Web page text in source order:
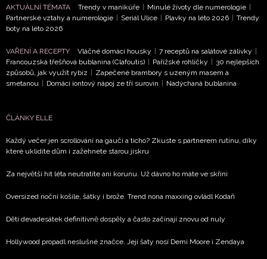
AKTUÁLNÍ TÉMATA Trendy v manikúře | Minulé životy dle numerologie |
Partnerské vztahy a numerologie | Seriál Ulice | Plavky na léto 2026 | Trendy
boty na léto 2026
VAŘENÍ A RECEPTY Vláčné domácí housky | 7 receptů na salátové zálivky |
Francouzská třešňová bublanina (Clafoutis) | Pařížské rohlíčky | 30 nejlepších
způsobů, jak využít rybíz | Zapečené brambory s uzeným masem a
smetanou | Domácí iontový nápoj ze tří surovin | Nadýchaná bublanina
ČLÁNKY ELLE
Každý večer jen scrollování na gauči a ticho? Zkuste s partnerem rutinu, díky
které uklidíte dům i zažehnete starou jiskru
Za největší hit léta neutratíte ani korunu. Už dávno ho máte ve skříni
Oversized noční košile, šátky i brože. Trend nona maxxing ovládl Kodaň
Děti devadesátek definitivně dospěly a často začínají znovu od nuly
Hollywood propadl neslušné značce. Její šaty nosí Demi Moore i Zendaya